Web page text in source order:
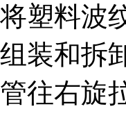
将塑料波
组装和拆
管往右旋